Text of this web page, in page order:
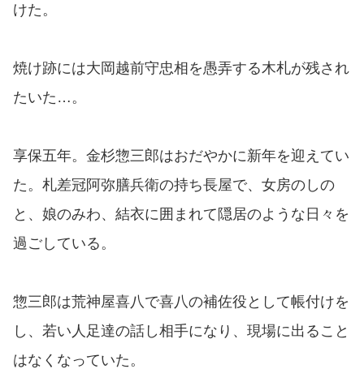
けた。
焼け跡には大岡越前守忠相を愚弄する木札が残され
たいた…。
享保五年。金杉惣三郎はおだやかに新年を迎えてい
た。札差冠阿弥膳兵衛の持ち長屋で、女房のしの
と、娘のみわ、結衣に囲まれて隠居のような日々を
過ごしている。
惣三郎は荒神屋喜八で喜八の補佐役として帳付けを
し、若い人足達の話し相手になり、現場に出ること
はなくなっていた。